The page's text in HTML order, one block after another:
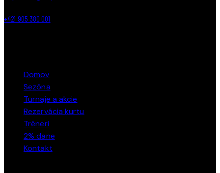
+421 905 380 001
Domov
Sezóna
Turnaje a akcie
Rezervácia kurtu
Tréneri
2% dane
Kontakt